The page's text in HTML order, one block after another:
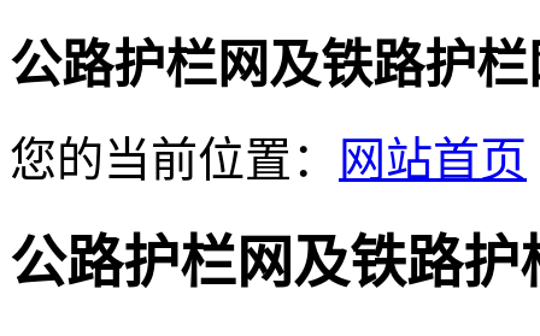
公路护栏网及铁路护
您的当前位置： 网站首页
公路护栏网及铁路